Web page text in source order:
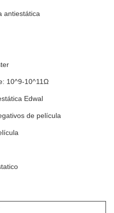
antiestática
10^9-10^11Ω
Edwal
de película